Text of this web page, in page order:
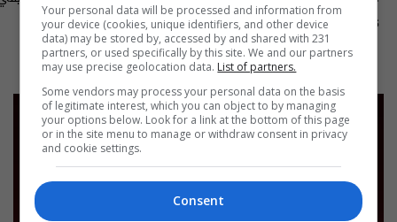
م٥ - الحلقة ٨ | الموسم ٥15:30 | 2026-08-06 الى ١٤ آب ٢٠٢٦ | 2026
13:00 | 2026-08-06
Your personal data will be processed and information from
your device (cookies, unique identifiers, and other device
data) may be stored by, accessed by and shared with 231
partners, or used specifically by this site. We and our partners
may use precise geolocation data. List of partners.
Some vendors may process your personal data on the basis
of legitimate interest, which you can object to by managing
your options below. Look for a link at the bottom of this page
or in the site menu to manage or withdraw consent in privacy
and cookie settings.
Consent